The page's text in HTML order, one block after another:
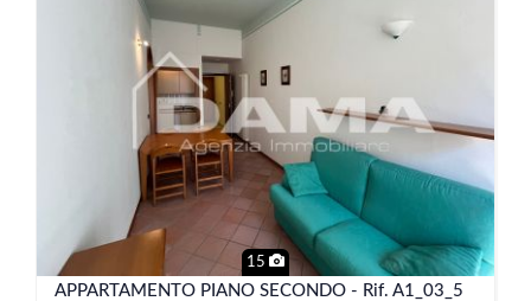
15
APPARTAMENTO PIANO SECONDO - Rif. A1_03_5